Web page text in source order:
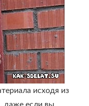
исходя из